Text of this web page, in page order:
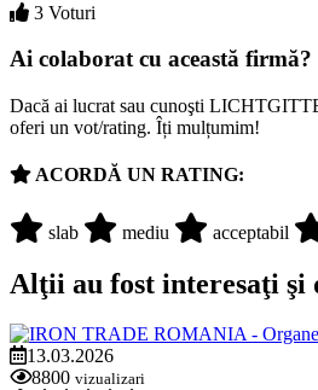
3 Voturi
Ai colaborat cu această firmă?
Dacă ai lucrat sau cunoşti
oferi un vot/rating. Îți mulțumim!
ACORDĂ UN RATING:
slab mediu acceptabil
Alţii au fost interesaţi şi
13.03.2026
8800 vizualizari